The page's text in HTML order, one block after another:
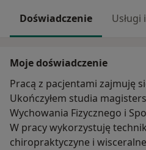
Doświadczenie Usługi
Moje doświadczenie
Pracą z pacjentami zajmuję
Ukończyłem studia
Wychowania Fizycznego i
W pracy wykorzystuję
chiropraktyczyne i